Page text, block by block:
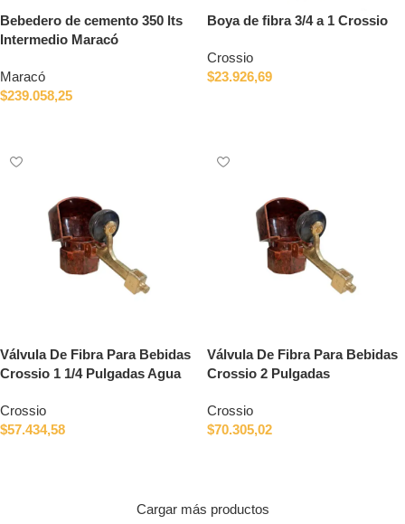
Bebedero de cemento 350 lts
Intermedio Maracó
Maracó
$239.058,25
Boya de fibra 3/4 a 1 Crossio
Crossio
$23.926,69
Válvula De Fibra Para Bebidas
Crossio 1 1/4 Pulgadas Agua
Crossio
$57.434,58
Válvula De Fibra Para Bebidas
Crossio 2 Pulgadas
Crossio
$70.305,02
Cargar más productos